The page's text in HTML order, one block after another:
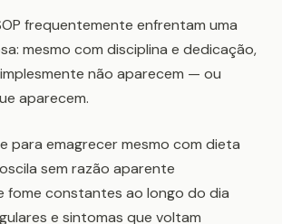
frequentemente enfrentam uma
mesmo com disciplina e dedicação,
não aparecem — ou
aparecem.
para emagrecer mesmo com dieta
sem razão aparente
fome constantes ao longo do dia
e sintomas que voltam